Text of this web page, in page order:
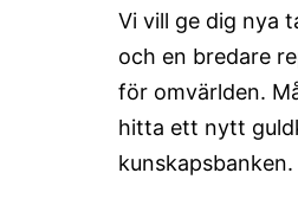
Vi vill ge dig nya
och en bredare
för omvärlden.
hitta ett nytt